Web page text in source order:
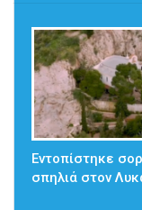
Εντοπίστηκε
σπηλιά στον